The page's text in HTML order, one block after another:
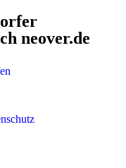
neover.de